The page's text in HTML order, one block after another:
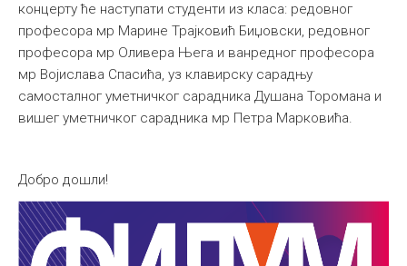
концерту ће наступати студенти из класа: редовног
професора мр Марине Трајковић Биџовски, редовног
професора мр Оливера Њега и ванредног професора
мр Војислава Спасића, уз клавирску сарадњу
самосталног уметничког сарадника Душана Торомана и
вишег уметничког сарадника мр Петра Марковића.
Добро дошли!